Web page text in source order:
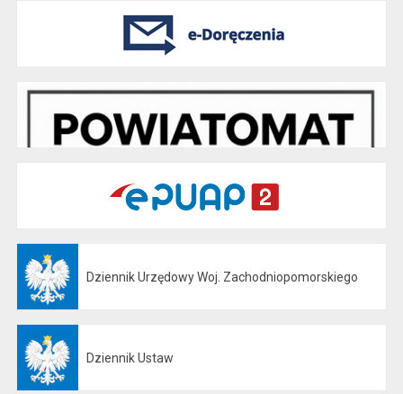
Dziennik Urzędowy Woj. Zachodniopomorskiego
Dziennik Ustaw